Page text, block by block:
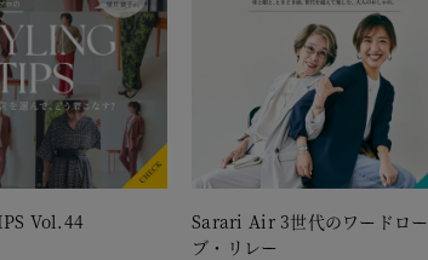
Vol.44
Sarari Air 3世代のワードロー
ブ・リレー